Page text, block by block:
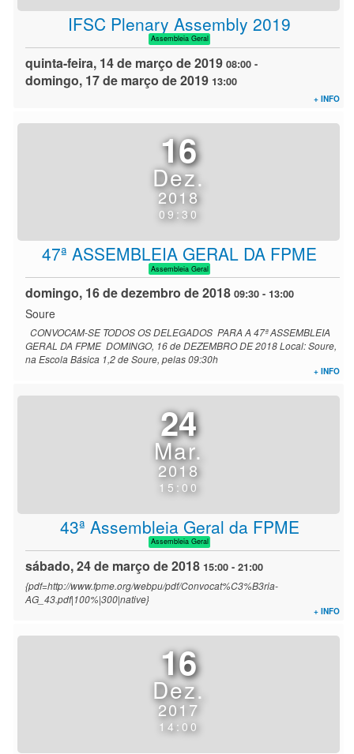
IFSC Plenary Assembly 2019
Assembleia Geral
quinta-feira, 14 de março de 2019 08:00 -
domingo, 17 de março de 2019 13:00
+ INFO
16
Dez.
2018
09:30
47ª ASSEMBLEIA GERAL DA FPME
Assembleia Geral
domingo, 16 de dezembro de 2018 09:30 - 13:00
Soure
CONVOCAM-SE TODOS OS DELEGADOS PARA A 47ª ASSEMBLEIA
GERAL DA FPME DOMINGO, 16 de DEZEMBRO DE 2018 Local: Soure,
na Escola Básica 1,2 de Soure, pelas 09:30h
+ INFO
24
Mar.
2018
15:00
43ª Assembleia Geral da FPME
Assembleia Geral
sábado, 24 de março de 2018 15:00 - 21:00
{pdf=http://www.fpme.org/webpu/pdf/Convocat%C3%B3ria-
AG_43.pdf|100%|300|native}
+ INFO
16
Dez.
2017
14:00